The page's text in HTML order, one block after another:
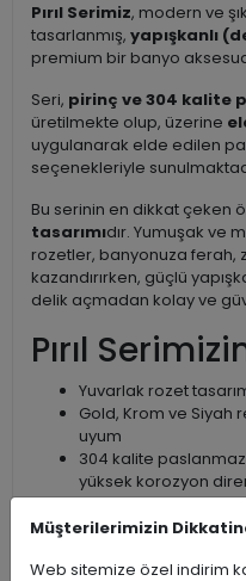
Pırıl Serimiz, modern ve
tasarlanmış, yapışkanlı
premium bir banyo
Seri, pirinç ve 304 kalite
üretilmekte olup, üzerine
uygulanarak elde edilen
seçenekleriyle
Bu serinin en dikkat çeken
tasarımıdır. Yumuşak ve
rozetler, banyonuza ferah,
kazandırırken, güçlü
delik açmadan kolay ve
Pırıl
Yuvarlak rozet
Gold, Krom ve Siyah
uyum
304 kalite
yüksek korozyon
Kolay yapıştırma
zahmetsiz montaj
Geniş ürün gamı
Müşterilerimizin
Web sitemize özel indirim